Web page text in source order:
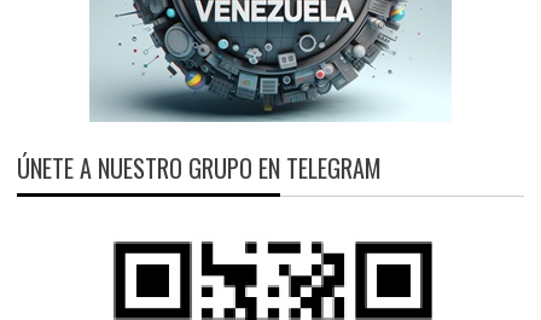
ÚNETE A NUESTRO GRUPO EN TELEGRAM